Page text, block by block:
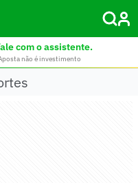
com o assistente.
não é investimento